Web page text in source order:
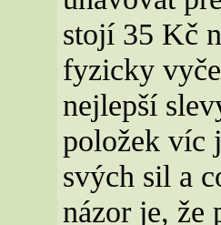
stojí 35 Kč
fyzicky
nejlepší
položek víc
svých sil a
názor je, že